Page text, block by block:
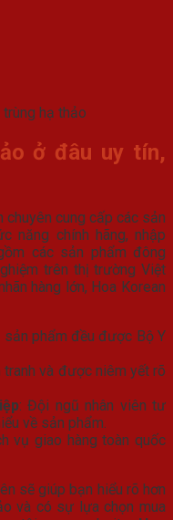
hạ thảo
ở đâu uy tín,
chuyên cung cấp các sản
năng chính hãng, nhập
các sản phẩm đông
trên thị trường Việt
hàng lớn, Hoa Korean
sản phẩm đều được Bộ Y
tranh và được niêm yết rõ
: Đội ngũ nhân viên tư
về sản phẩm.
vụ giao hàng toàn quốc
sẽ giúp bạn hiểu rõ hơn
và có sự lựa chọn mua